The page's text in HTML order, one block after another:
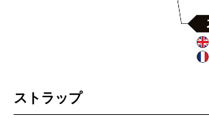
ストラップ